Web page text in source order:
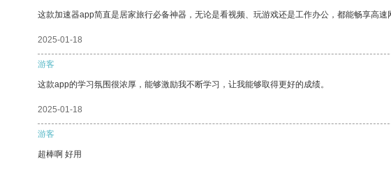
这款加速器app简直是居家旅行必备神器，无论是看视频、玩游戏还是工作办公，都能畅享高
2025-01-18
游客
这款app的学习氛围很浓厚，能够激励我不断学习，让我能够取得更好的成绩。
2025-01-18
游客
超棒啊 好用